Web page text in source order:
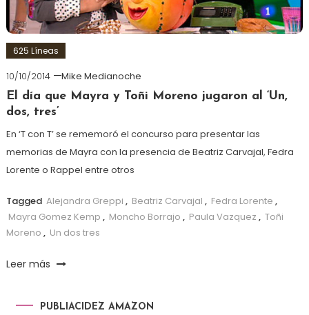
625 Líneas
10/10/2014
Mike Medianoche
El día que Mayra y Toñi Moreno jugaron al ‘Un,
dos, tres’
En ‘T con T’ se rememoró el concurso para presentar las
memorias de Mayra con la presencia de Beatriz Carvajal, Fedra
Lorente o Rappel entre otros
Tagged Alejandra Greppi , Beatriz Carvajal , Fedra Lorente ,
Mayra Gomez Kemp , Moncho Borrajo , Paula Vazquez , Toñi
Moreno , Un dos tres
Leer más
PUBLIACIDEZ AMAZON